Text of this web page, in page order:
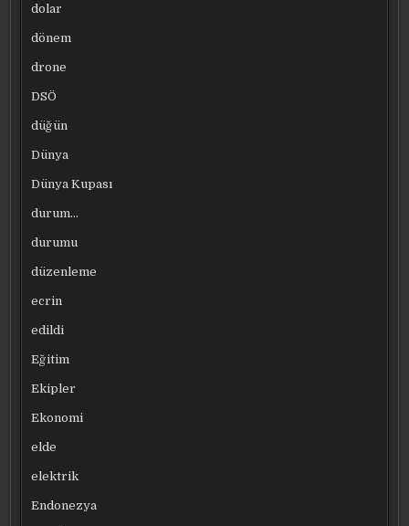
dolar
dönem
drone
DSÖ
düğün
Dünya
Dünya Kupası
durum…
durumu
düzenleme
ecrin
edildi
Eğitim
Ekipler
Ekonomi
elde
elektrik
Endonezya